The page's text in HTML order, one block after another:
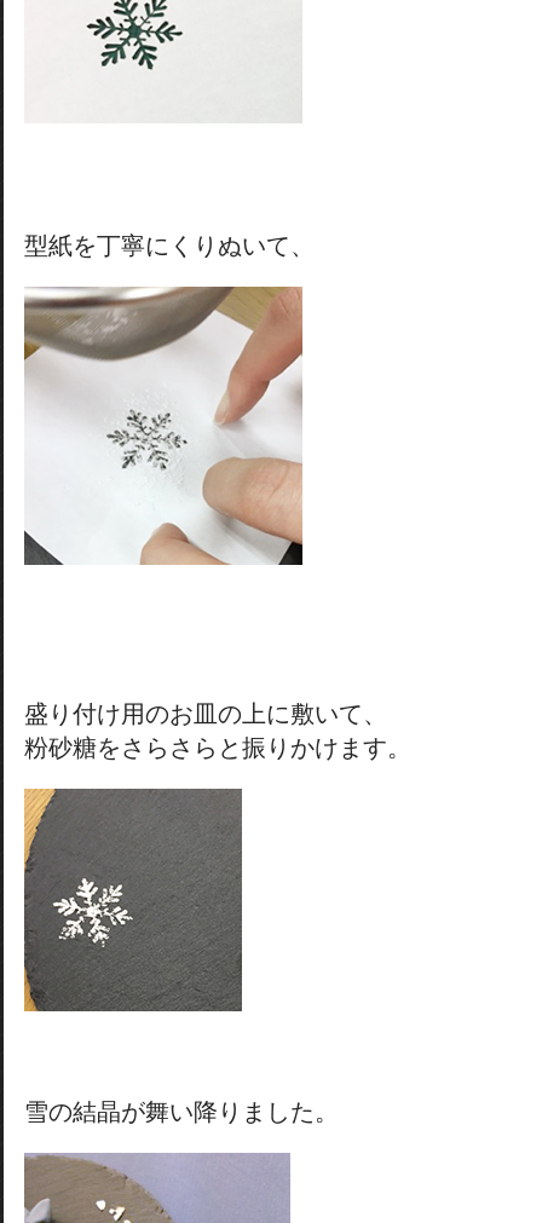
型紙を丁寧にくりぬいて、
盛り付け用のお皿の上に敷いて、
粉砂糖をさらさらと振りかけます。
雪の結晶が舞い降りました。